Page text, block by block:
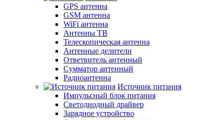
GPS антенна
GSM антенна
WiFi антенна
Антенны ТВ
Телескопическая антенна
Антенные делители
Ответвитель антенный
Сумматор антенный
Радиоантенна
Источник питания
Импульсный блок питания
Светодиодный драйвер
Зарядное устройство